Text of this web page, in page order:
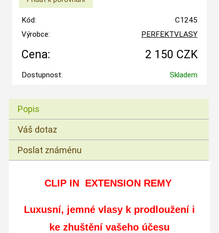
Kód:
C1245
Výrobce:
PERFEKTVLASY
Cena: 2 150 CZK
Dostupnost: Skladem
Popis
Váš dotaz
Poslat známénu
CLIP IN EXTENSION REMY
Luxusní, jemné vlasy k prodloužení i
ke zhuštění vašeho účesu